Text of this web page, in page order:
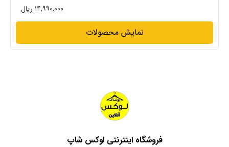
۱۴,۹۹۰,۰۰۰ ریال
نمایش محصولات
فروشگاه اینترنتی لوکس شاپ